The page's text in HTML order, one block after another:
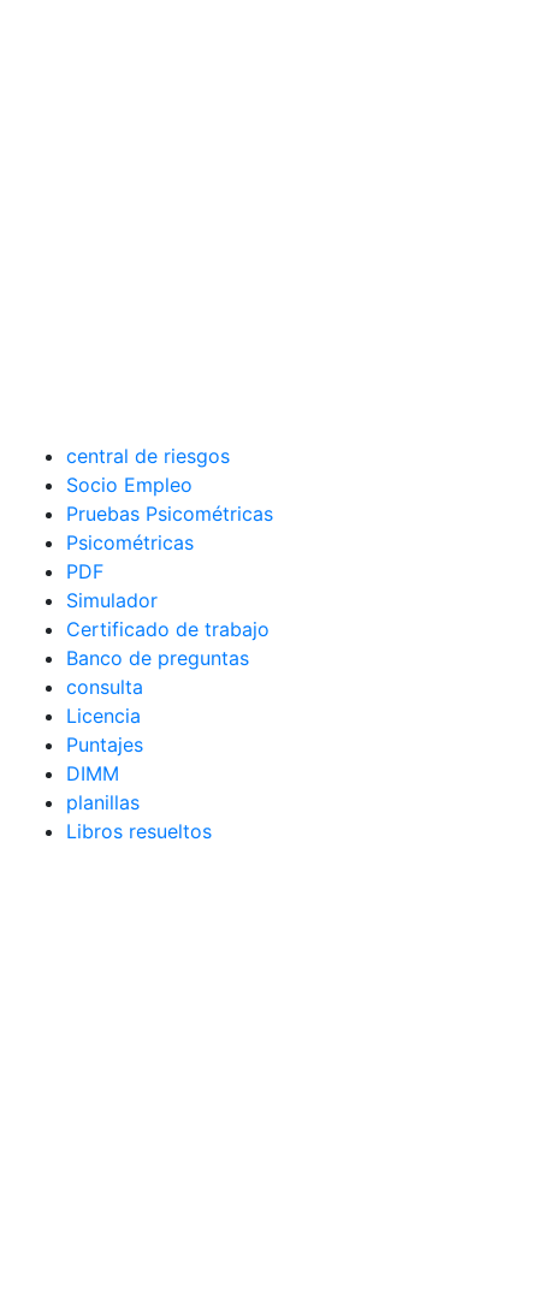
central de riesgos
Socio Empleo
Pruebas Psicométricas
Psicométricas
PDF
Simulador
Certificado de trabajo
Banco de preguntas
consulta
Licencia
Puntajes
DIMM
planillas
Libros resueltos